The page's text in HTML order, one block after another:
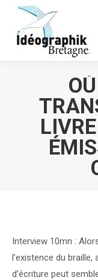
Interview 10mn :
l’existence du
d’écriture peut